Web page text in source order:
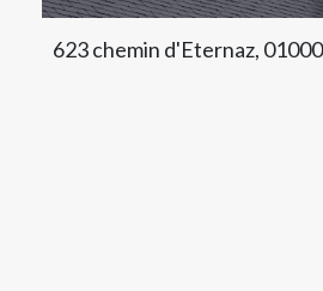
623 chemin d'Eternaz,